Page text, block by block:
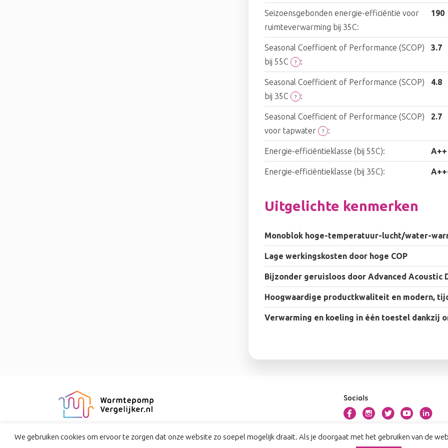
Seizoensgebonden energie-efficiëntie voor
ruimteverwarming bij 35C:
190
Seasonal Coefficient of Performance (SCOP)
bij 55C
? :
3.7
Seasonal Coefficient of Performance (SCOP)
bij 35C
? :
4.8
Seasonal Coefficient of Performance (SCOP)
voor tapwater
? :
2.7
Energie-efficiëntieklasse (bij 55C): A++
Energie-efficiëntieklasse (bij 35C):
Uitgelichte kenmerken
Monoblok hoge-temperatuur-lucht/water-
Lage werkingskosten door hoge COP
Bijzonder geruisloos door Advanced Acoustic
Hoogwaardige productkwaliteit en modern,
Verwarming en koeling in één toestel dankzij
Socials
We gebruiken cookies om ervoor te zorgen dat onze website zo soepel mogelijk draait. Als je doorgaat met het gebruiken van de